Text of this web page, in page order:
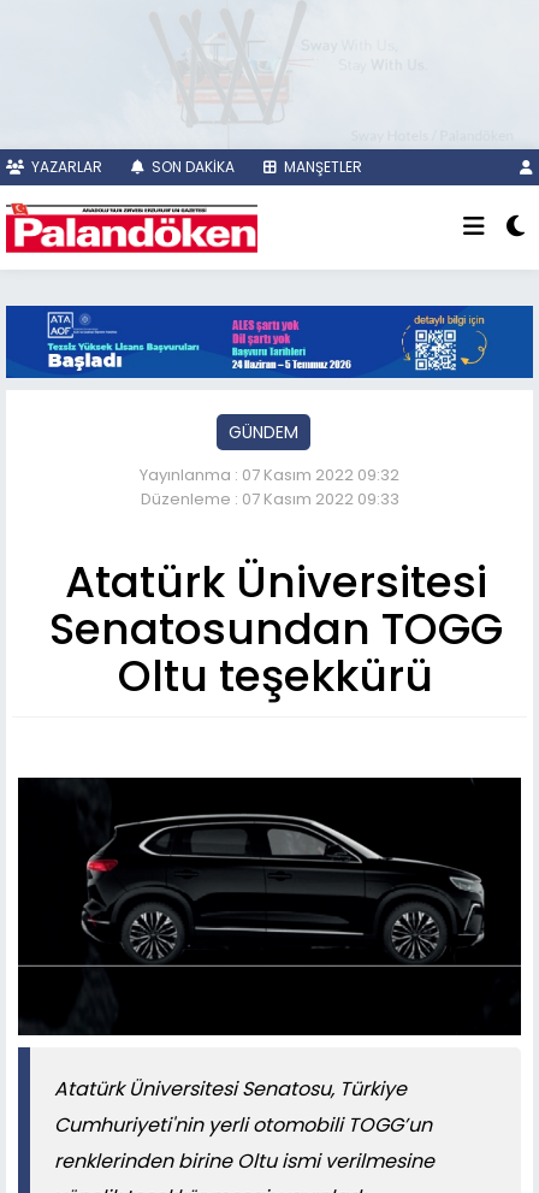
YAZARLAR SON DAKİKA MANŞETLER
GÜNDEM
Yayınlanma : 07 Kasım 2022 09:32
Düzenleme : 07 Kasım 2022 09:33
Atatürk Üniversitesi
Senatosundan TOGG
Oltu teşekkürü
Atatürk Üniversitesi Senatosu, Türkiye
Cumhuriyeti'nin yerli otomobili TOGG’un
renklerinden birine Oltu ismi verilmesine